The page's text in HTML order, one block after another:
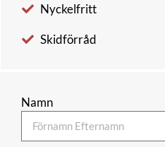
Nyckelfritt
Skidförråd
Namn